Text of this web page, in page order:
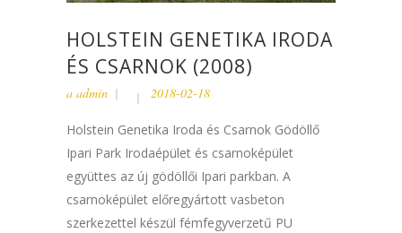
HOLSTEIN GENETIKA IRODA
ÉS CSARNOK (2008)
a admin 2018-02-18
Holstein Genetika Iroda és Csarnok Gödöllő
Ipari Park Irodaépület és csarnoképület
együttes az új gödöllői Ipari parkban. A
csarnoképület előregyártott vasbeton
szerkezettel készül fémfegyverzetű PU